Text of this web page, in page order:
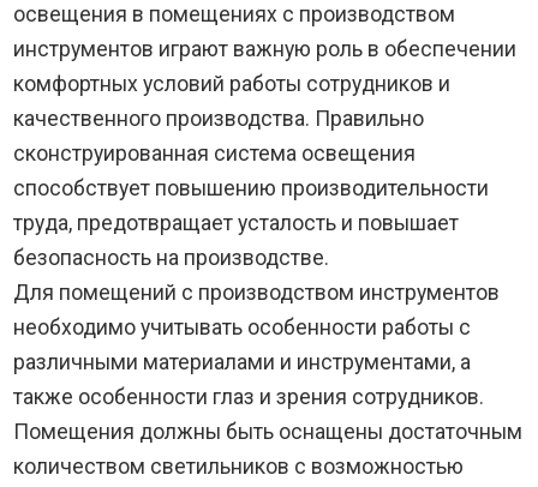
освещения в помещениях с производством
инструментов играют важную роль в обеспечении
комфортных условий работы сотрудников и
качественного производства. Правильно
сконструированная система освещения
способствует повышению производительности
труда, предотвращает усталость и повышает
безопасность на производстве.
Для помещений с производством инструментов
необходимо учитывать особенности работы с
различными материалами и инструментами, а
также особенности глаз и зрения сотрудников.
Помещения должны быть оснащены достаточным
количеством светильников с возможностью